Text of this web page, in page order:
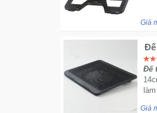
Giá
Đế
Đế
Giá